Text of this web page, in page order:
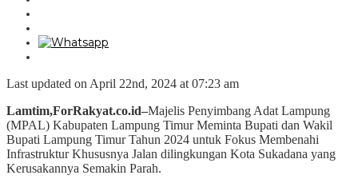
Last updated on April 22nd, 2024 at 07:23 am
Lamtim,ForRakyat.co.id–Majelis Penyimbang Adat Lampung
(MPAL) Kabupaten Lampung Timur Meminta Bupati dan Wakil
Bupati Lampung Timur Tahun 2024 untuk Fokus Membenahi
Infrastruktur Khususnya Jalan dilingkungan Kota Sukadana yang
Kerusakannya Semakin Parah.